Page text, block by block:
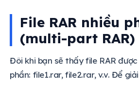
File RAR nhiều
(multi-part RAR)
Đôi khi bạn sẽ thấy file RAR
phần: file1.rar, file2.rar, v.v. Để